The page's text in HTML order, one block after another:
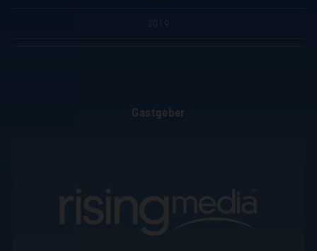
2019
Gastgeber